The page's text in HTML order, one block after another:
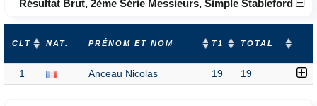
Résultat Brut, 2ème Série Messieurs, Simple Stableford
CLT NAT. PRÉNOM ET NOM T1 TOTAL
1 Anceau Nicolas 19 19